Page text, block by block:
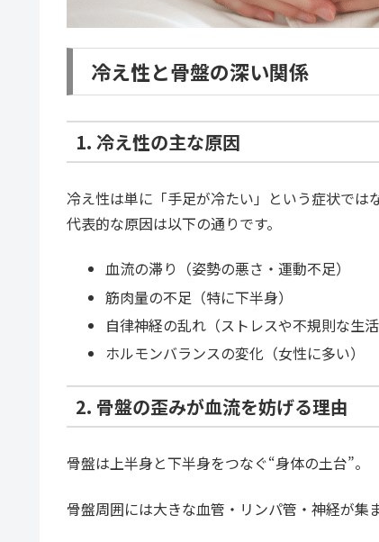
冷え性と骨盤の深い関係
1. 冷え性の主な原因
冷え性は単に「手足が冷たい」という症状では
代表的な原因は以下の通りです。
血流の滞り（姿勢の悪さ・運動不足）
筋肉量の不足（特に下半身）
自律神経の乱れ（ストレスや不規則な生活
ホルモンバランスの変化（女性に多い）
2. 骨盤の歪みが血流を妨げる理由
骨盤は上半身と下半身をつなぐ“身体の土台”。
骨盤周囲には大きな血管・リンパ管・神経が集